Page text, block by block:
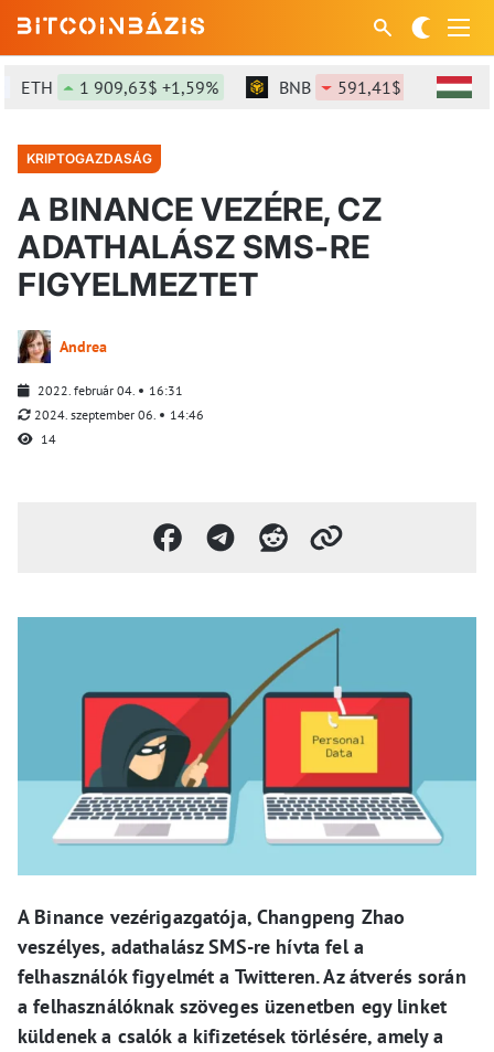
ETH 1 909,63$ +1,59% BNB 591,41$ -1,57%
KRIPTOGAZDASÁG
A BINANCE VEZÉRE, CZ
ADATHALÁSZ SMS-RE
FIGYELMEZTET
Andrea
2022. február 04.
16:31
2024. szeptember 06.
14:46
14
A Binance vezérigazgatója, Changpeng Zhao
veszélyes, adathalász SMS-re hívta fel a
felhasználók figyelmét a Twitteren. Az átverés során
a felhasználóknak szöveges üzenetben egy linket
küldenek a csalók a kifizetések törlésére, amely a